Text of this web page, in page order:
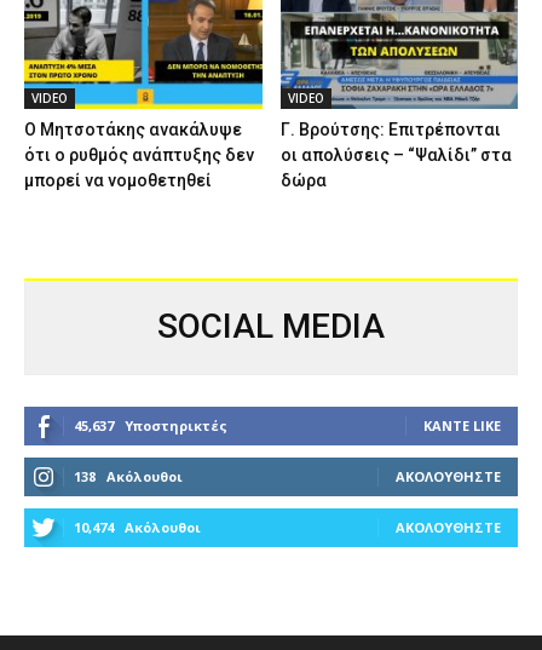
VIDEO
Ο Μητσοτάκης ανακάλυψε
ότι ο ρυθμός ανάπτυξης δεν
μπορεί να νομοθετηθεί
VIDEO
Γ. Βρούτσης: Επιτρέπονται
οι απολύσεις – “Ψαλίδι” στα
δώρα
SOCIAL MEDIA
45,637 Υποστηρικτές ΚΆΝΤΕ LIKE
138 Ακόλουθοι ΑΚΟΛΟΥΘΉΣΤΕ
10,474 Ακόλουθοι ΑΚΟΛΟΥΘΉΣΤΕ